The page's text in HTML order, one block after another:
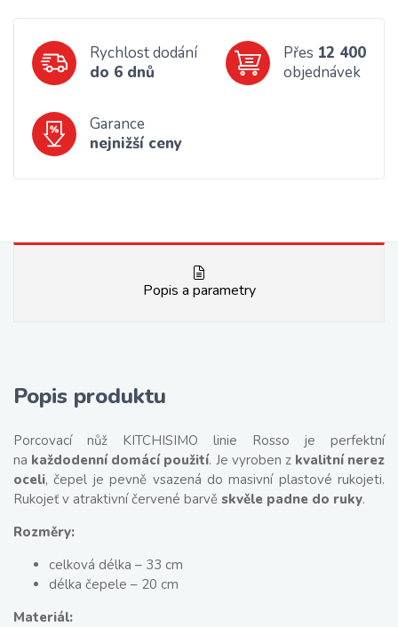
Rychlost dodání
do 6 dnů
Přes 12 400
objednávek
Garance
nejnižší ceny
Popis a parametry
Popis produktu
Porcovací nůž KITCHISIMO linie Rosso je perfektní
na každodenní domácí použití. Je vyroben z kvalitní nerez
oceli, čepel je pevně vsazená do masivní plastové rukojeti.
Rukojeť v atraktivní červené barvě skvěle padne do ruky.
Rozměry:
celková délka – 33 cm
délka čepele – 20 cm
Materiál: